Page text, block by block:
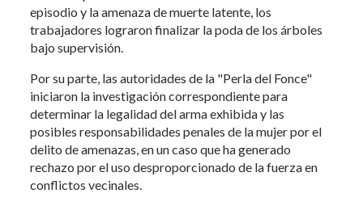
episodio y la amenaza de muerte latente, los
trabajadores lograron finalizar la poda de los árboles
bajo supervisión.
Por su parte, las autoridades de la "Perla del Fonce"
iniciaron la investigación correspondiente para
determinar la legalidad del arma exhibida y las
posibles responsabilidades penales de la mujer por el
delito de amenazas, en un caso que ha generado
rechazo por el uso desproporcionado de la fuerza en
conflictos vecinales.